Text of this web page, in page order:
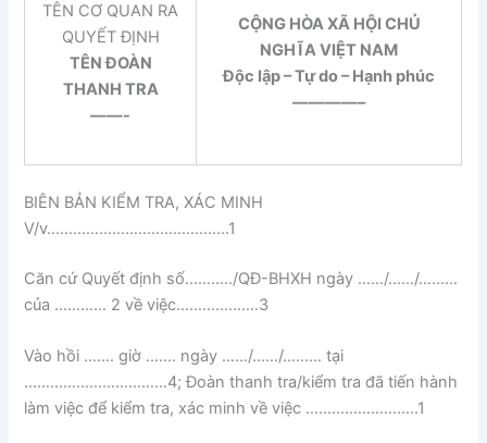
TÊN CƠ QUAN RA
QUYẾT ĐỊNH
TÊN ĐOÀN
THANH TRA
——-
CỘNG HÒA XÃ HỘI CHỦ
NGHĨA VIỆT NAM
Độc lập – Tự do – Hạnh phúc
————–
BIÊN BẢN KIỂM TRA, XÁC MINH
V/v……………………………………1
Căn cứ Quyết định số………../QĐ-BHXH ngày ……/……/………
của ………… 2 về việc……………….3
Vào hồi ……. giờ ……. ngày ……/……/……… tại
……………………………4; Đoàn thanh tra/kiểm tra đã tiến hành
làm việc để kiểm tra, xác minh về việc ……………………..1